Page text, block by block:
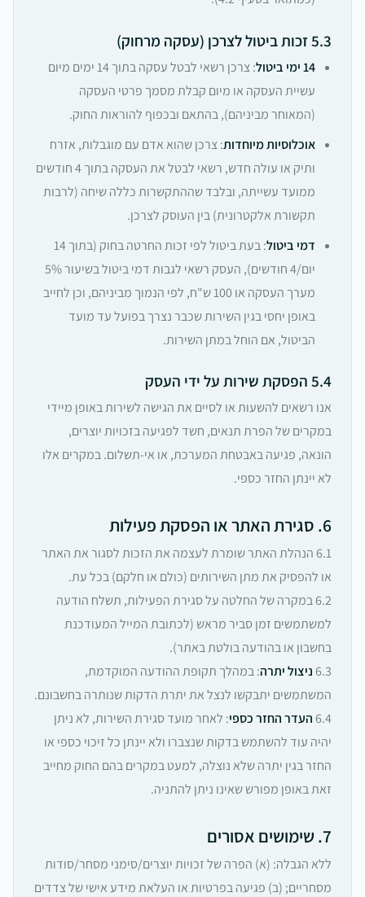
5.3 זכות ביטול לצרכן (עסקה מרחוק)
14 ימי ביטול
: צרכן רשאי לבטל עסקה בתוך 14 ימים מיום
עשיית העסקה או מיום קבלת מסמך פרטי העסקה
(המאוחר מביניהם), בהתאם ובכפוף להוראות החוק.
אוכלוסיות מיוחדות: צרכן שהוא אדם עם מוגבלות, אזרח
ותיק או עולה חדש, רשאי לבטל את העסקה בתוך 4 חודשים
ממועד עשייתה, ובלבד שההתקשרות כללה שיחה (לרבות
תקשורת אלקטרונית) בין העוסק לצרכן.
דמי ביטול
: בעת ביטול לפי זכות החרטה בחוק (בתוך 14
יום/4 חודשים), העסק רשאי לגבות דמי ביטול בשיעור 5%
מערך העסקה או 100 ש"ח, לפי הנמוך מביניהם, וכן לחייב
באופן יחסי בגין השירות שכבר נצרך בפועל עד מועד
הביטול, אם הוחל במתן השירות.
5.4 הפסקת שירות על ידי העסק
אנו רשאים להשעות או לסיים את הגישה לשירות באופן מיידי
במקרים של הפרת תנאים, חשד לפגיעה בזכויות יוצרים,
הונאה, פגיעה באבטחת המערכת, או אי-תשלום. במקרים אלו
לא יינתן החזר כספי.
6. סגירת האתר או הפסקת פעילות
6.1 הנהלת האתר שומרת לעצמה את הזכות לסגור את האתר
או להפסיק את מתן השירותים (כולם או חלקם) בכל עת.
6.2 במקרה של החלטה על סגירת הפעילות, תשלח הודעה
למשתמשים זמן סביר מראש (לכתובת המייל המעודכנת
בחשבון או בהודעה בולטת באתר).
6.3ניצול יתרה: במהלך תקופת ההודעה המוקדמת,
המשתמשים יתבקשו לנצל את יתרת הדקות שנותרה בחשבונם.
6.4העדר החזר כספי: לאחר מועד סגירת השירות, לא ניתן
יהיה עוד להשתמש בדקות שנצברו ולא יינתן כל זיכוי כספי או
החזר בגין יתרה שלא נוצלה, למעט במקרים בהם החוק מחייב
זאת באופן מפורש שאינו ניתן להתניה.
7. שימושים אסורים
ללא הגבלה: (א) הפרה של זכויות יוצרים/סימני מסחר/סודות
מסחריים; (ב) פגיעה בפרטיות או העלאת מידע אישי של צדדים